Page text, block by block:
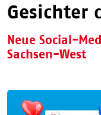
Gesichter
Neue Social-
Sachsen-West